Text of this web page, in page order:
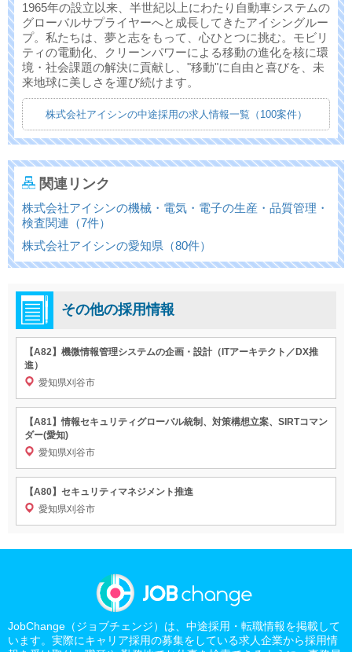
1965年の設立以来、半世紀以上にわたり自動車システムの
グローバルサプライヤーへと成長してきたアイシングルー
プ。私たちは、夢と志をもって、心ひとつに挑む。モビリ
ティの電動化、クリーンパワーによる移動の進化を核に環
境・社会課題の解決に貢献し、"移動"に自由と喜びを、未
来地球に美しさを運び続けます。
株式会社アイシンの中途採用の求人情報一覧（100案件）
関連リンク
株式会社アイシンの機械・電気・電子の生産・品質管理・
検査関連（7件）
株式会社アイシンの愛知県（80件）
その他の採用情報
【A82】機微情報管理システムの企画・設計（ITアーキテクト／DX推
進）
愛知県刈谷市
【A81】情報セキュリティグローバル統制、対策構想立案、SIRTコマン
ダー(愛知)
愛知県刈谷市
【A80】セキュリティマネジメント推進
愛知県刈谷市
JobChange（ジョブチェンジ）は、中途採用・転職情報を掲載して
います。実際にキャリア採用の募集をしている求人企業から採用情